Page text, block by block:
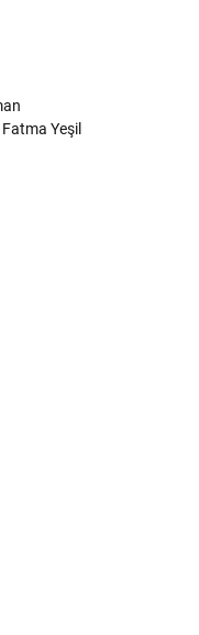
Fatma Yeşil